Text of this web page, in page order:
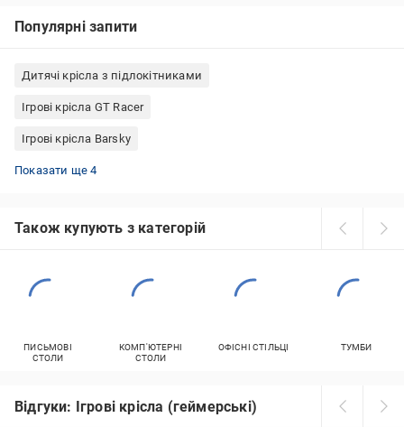
Популярні запити
Дитячі крісла з підлокітниками
Ігрові крісла GT Racer
Ігрові крісла Barsky
Ігрові крісла Cougar
Ігрові крісла Hexter
Ігрові крісла Special4You
Дитячі крісла без підлокітників
Показати ще 4
Також купують з категорій
ПИСЬМОВІ
СТОЛИ
КОМП'ЮТЕРНІ
СТОЛИ
ОФІСНІ СТІЛЬЦІ ТУМБИ
Відгуки: Ігрові крісла (геймерські)